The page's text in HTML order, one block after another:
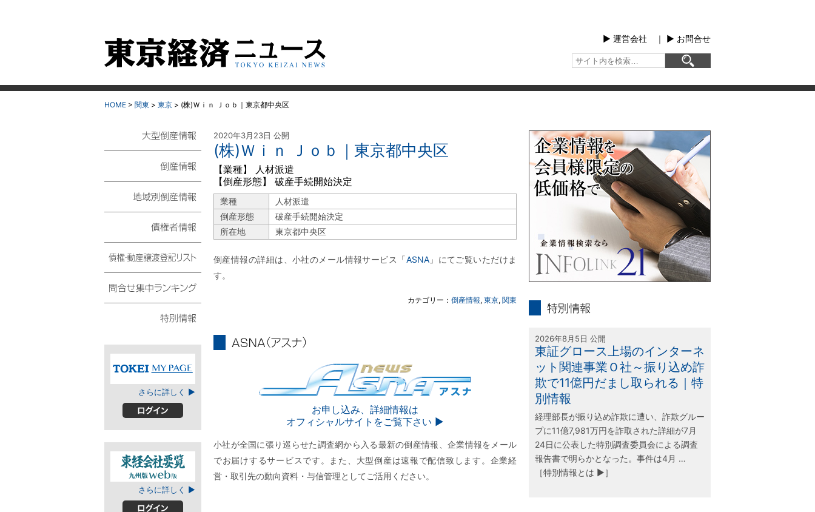
▶︎ 運営会社 ｜ ▶︎ お問合せ
HOME > 関東 > 東京 > (株)Ｗｉｎ Ｊｏｂ｜東京都中央区
2020年3月23日 公開
(株)Ｗｉｎ Ｊｏｂ｜東京都中央区
【業種】 人材派遣
【倒産形態】 破産手続開始決定
業種
人材派遣
倒産形態
破産手続開始決定
所在地
東京都中央区
倒産情報の詳細は、小社のメール情報サービス「ASNA」にてご覧いただけま
す。
カテゴリー： 倒産情報, 東京, 関東
お申し込み、詳細情報は
オフィシャルサイトをご覧下さい ▶︎
小社が全国に張り巡らせた調査網から入る最新の倒産情報、企業情報をメール
でお届けするサービスです。また、大型倒産は速報で配信致します。企業経
営・取引先の動向資料・与信管理としてご活用ください。
スト
TOKEIマイページ
さらに詳しく ▶
東経会社要覧web
さらに詳しく ▶
2026年8月5日 公開
東証グロース上場のインターネ
ット関連事業Ｏ社～振り込め詐
欺で11億円だまし取られる｜特
別情報
経理部長が振り込め詐欺に遭い、詐欺グルー
プに11億7,981万円を詐取された詳細が7月
24日に公表した特別調査委員会による調査
報告書で明らかとなった。事件は4月 …
［特別情報とは ▶］